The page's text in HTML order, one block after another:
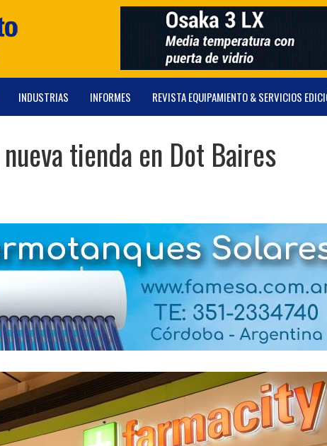
INDUSTRIAS INFORMES REVISTA EQUIPAMIENTO & SERVICIOS
tienda en Dot Baires